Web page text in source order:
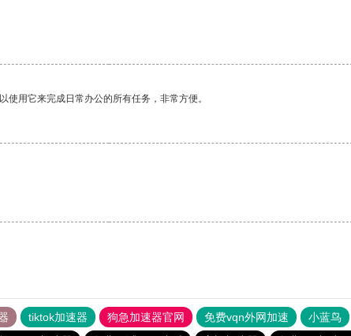
用它来完成日常办公的所有任务，非常方便。
tiktok加速器 狗急加速器官网 免费vqn外网加速 小蓝鸟